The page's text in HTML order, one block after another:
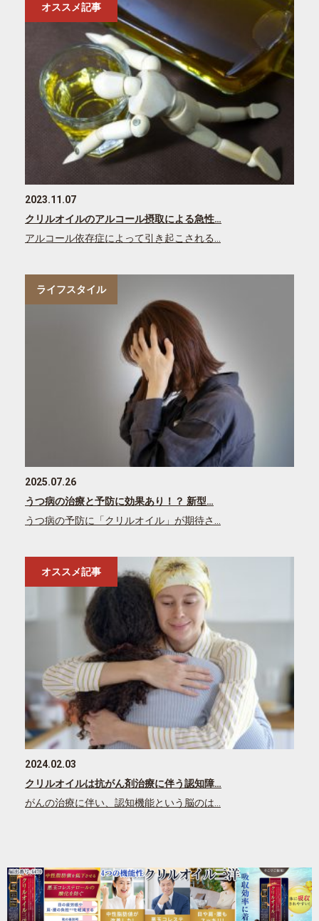
オススメ記事
2023.11.07
クリルオイルのアルコール摂取による急性…
アルコール依存症によって引き起こされる…
ライフスタイル
2025.07.26
うつ病の治療と予防に効果あり！？ 新型…
うつ病の予防に「クリルオイル」が期待さ…
オススメ記事
2024.02.03
クリルオイルは抗がん剤治療に伴う認知障…
がんの治療に伴い、認知機能という脳のは…